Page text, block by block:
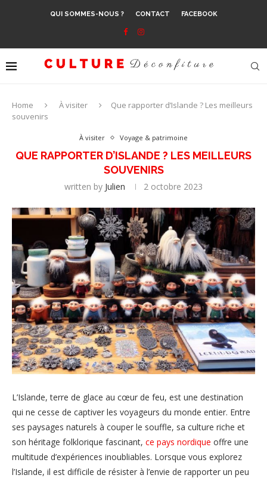
QUI SOMMES-NOUS ? CONTACT FACEBOOK
Home À visiter
Que rapporter d’Islande ? Les meilleurs
souvenirs
À visiter Voyage & patrimoine
QUE RAPPORTER D’ISLANDE ? LES MEILLEURS
SOUVENIRS
written by Julien 2 octobre 2023
L’Islande, terre de glace au cœur de feu, est une destination
qui ne cesse de captiver les voyageurs du monde entier. Entre
ses paysages naturels à couper le souffle, sa culture riche et
son héritage folklorique fascinant, ce pays nordique offre une
multitude d’expériences inoubliables. Lorsque vous explorez
l’Islande, il est difficile de résister à l’envie de rapporter un peu